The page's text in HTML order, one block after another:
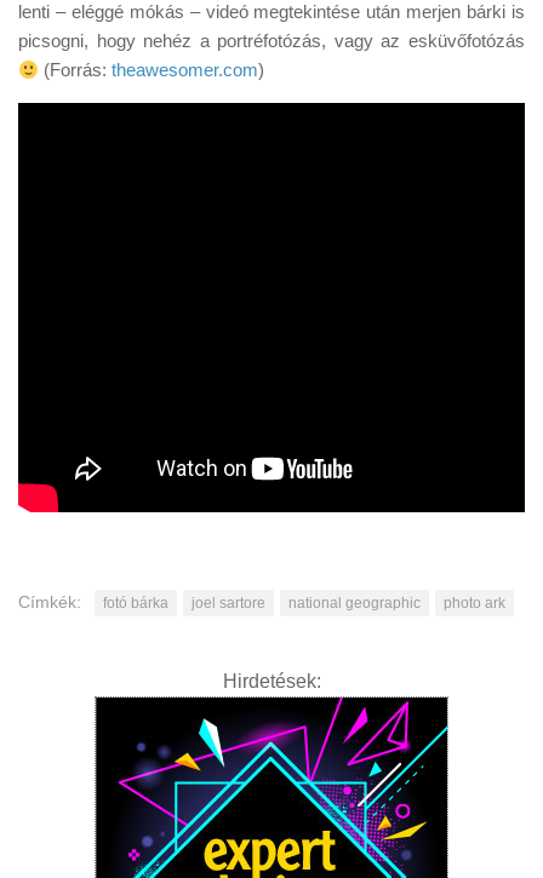
Érdekességek
Helyszíni Riport
E-BB
lenti – eléggé mókás – videó megtekintése után merjen bárki is
picsogni, hogy nehéz a portréfotózás, vagy az esküvőfotózás
(Forrás:theawesomer.com)
Címkék: fotó bárka joel sartore national geographic photo ark
Hirdetések: